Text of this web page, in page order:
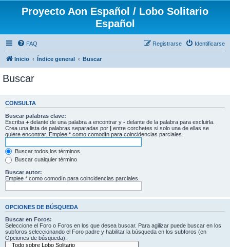
Proyecto Aon Español / Lobo Solitario
Español
FAQ Identificarse
Registrarse
Inicio Índice general Buscar
Buscar
CONSULTA
Buscar palabras clave:
Escriba + delante de una palabra a encontrar y - delante de la palabra para excluirla.
Crea una lista de palabras separadas por | entre corchetes si solo una de ellas se
quiere encontrar. Emplee * como comodín para coincidencias parciales.
Buscar todos los términos
Buscar cualquier término
Buscar autor:
Emplee * como comodín para coincidencias parciales.
OPCIONES DE BÚSQUEDA
Buscar en Foros:
Seleccione el Foro o Foros en los que desea buscar. Para agilizar puede buscar en los
subforos seleccionando el Foro padre y habilitar la búsqueda en los subforos (en
Opciones de búsqueda).